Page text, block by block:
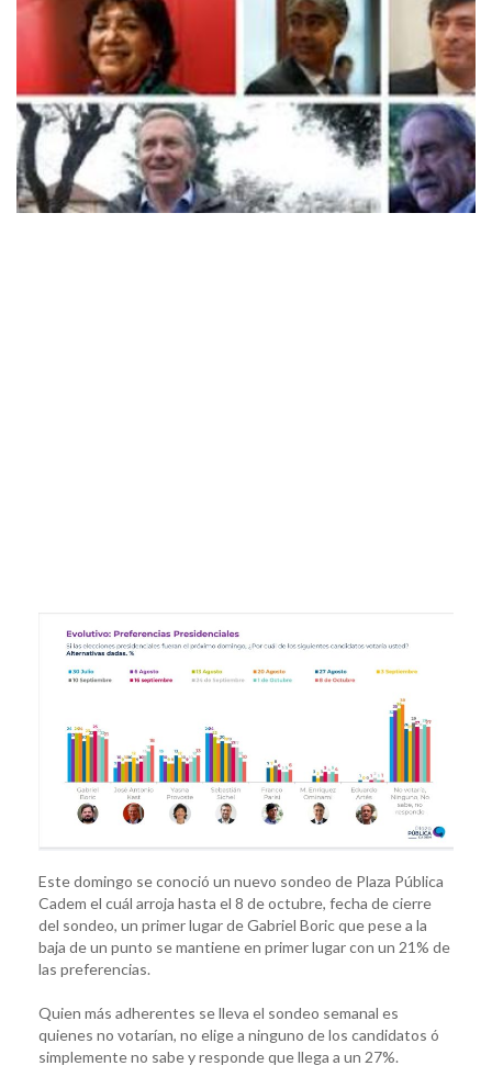
Este domingo se conoció un nuevo sondeo de Plaza Pública
Cadem el cuál arroja hasta el 8 de octubre, fecha de cierre
del sondeo, un primer lugar de Gabriel Boric que pese a la
baja de un punto se mantiene en primer lugar con un 21% de
las preferencias.
Quien más adherentes se lleva el sondeo semanal es
quienes no votarían, no elige a ninguno de los candidatos ó
simplemente no sabe y responde que llega a un 27%.